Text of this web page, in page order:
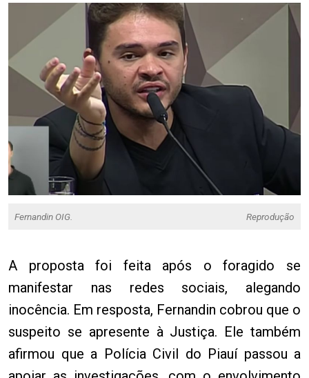
Fernandin OIG. Reprodução
A proposta foi feita após o foragido se
manifestar nas redes sociais, alegando
inocência. Em resposta, Fernandin cobrou que o
suspeito se apresente à Justiça. Ele também
afirmou que a Polícia Civil do Piauí passou a